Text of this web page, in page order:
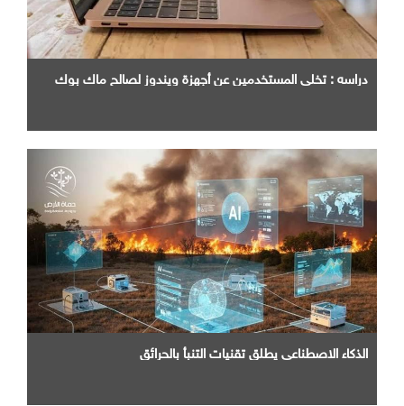
دراسه : تخلي المستخدمين عن أجهزة ويندوز لصالح ماك بوك
الذكاء الاصطناعي يطلق تقنيات التنبأ بالحرائق